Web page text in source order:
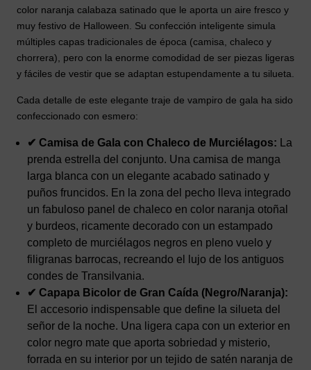
color naranja calabaza satinado que le aporta un aire fresco y
muy festivo de Halloween. Su confección inteligente simula
múltiples capas tradicionales de época (camisa, chaleco y
chorrera), pero con la enorme comodidad de ser piezas ligeras
y fáciles de vestir que se adaptan estupendamente a tu silueta.
Cada detalle de este elegante traje de vampiro de gala ha sido
confeccionado con esmero:
✔ Camisa de Gala con Chaleco de Murciélagos: La
prenda estrella del conjunto. Una camisa de manga
larga blanca con un elegante acabado satinado y
puños fruncidos. En la zona del pecho lleva integrado
un fabuloso panel de chaleco en color naranja otoñal
y burdeos, ricamente decorado con un estampado
completo de murciélagos negros en pleno vuelo y
filigranas barrocas, recreando el lujo de los antiguos
condes de Transilvania.
✔ Capapa Bicolor de Gran Caída (Negro/Naranja):
El accesorio indispensable que define la silueta del
señor de la noche. Una ligera capa con un exterior en
color negro mate que aporta sobriedad y misterio,
forrada en su interior por un tejido de satén naranja de